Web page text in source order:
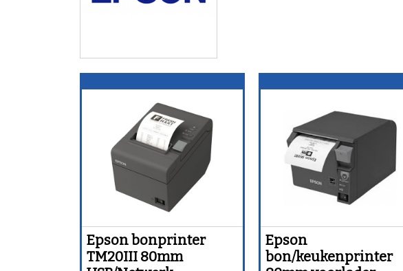
Epson bonprinter
TM20III 80mm
Epson
bon/keukenprinter